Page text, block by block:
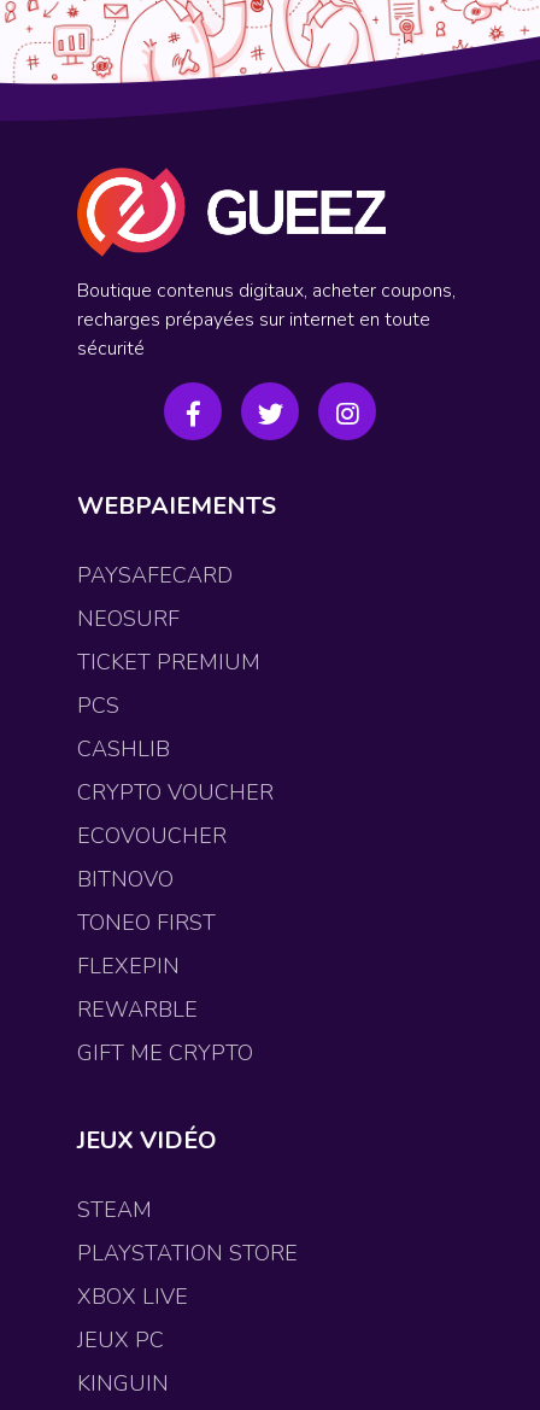
Boutique contenus digitaux, acheter coupons,
recharges prépayées sur internet en toute
sécurité
WEBPAIEMENTS
PAYSAFECARD
NEOSURF
TICKET PREMIUM
PCS
CASHLIB
CRYPTO VOUCHER
ECOVOUCHER
BITNOVO
TONEO FIRST
FLEXEPIN
REWARBLE
GIFT ME CRYPTO
JEUX VIDÉO
STEAM
PLAYSTATION STORE
XBOX LIVE
JEUX PC
KINGUIN